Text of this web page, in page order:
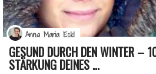
GESUND DURCH DEN WINTER –
STÄRKUNG DEINES ...
Anna Maria Eckl